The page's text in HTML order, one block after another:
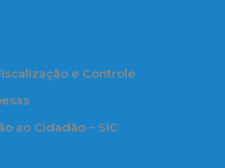
e Controle
ao Cidadão – SIC